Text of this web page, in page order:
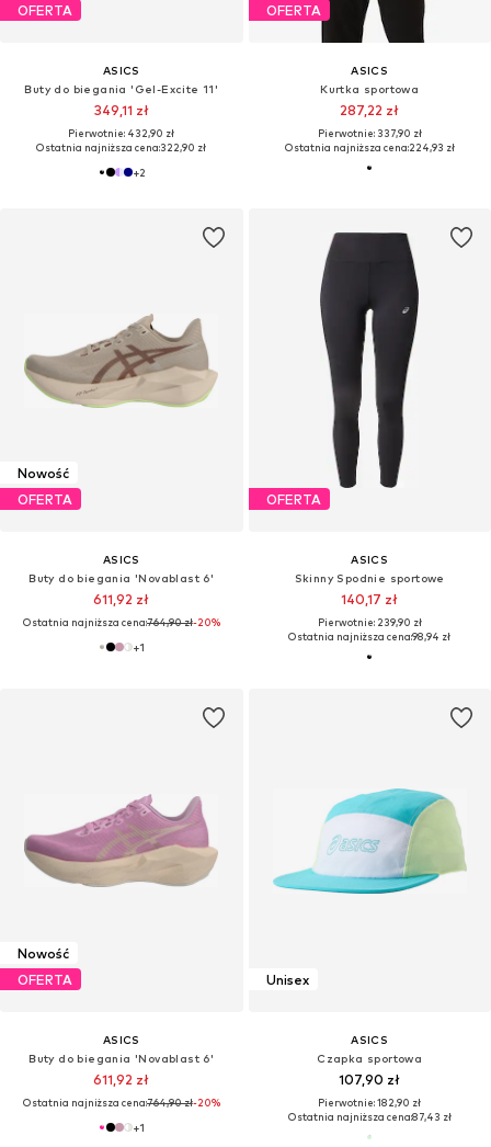
OFERTA
ASICS
Buty do biegania 'Gel-Excite 11'
349,11 zł
Pierwotnie: 432,90 zł
Ostatnia najniższa cena:322,90 zł
+2
OFERTA
ASICS
Kurtka sportowa
287,22 zł
Pierwotnie: 337,90 zł
Ostatnia najniższa cena:224,93 zł
Nowość
OFERTA
ASICS
Buty do biegania 'Novablast 6'
611,92 zł
Ostatnia najniższa cena:764,90 zł-20%
+1
OFERTA
ASICS
Skinny Spodnie sportowe
140,17 zł
Pierwotnie: 239,90 zł
Ostatnia najniższa cena:98,94 zł
Nowość
OFERTA
ASICS
Buty do biegania 'Novablast 6'
611,92 zł
Ostatnia najniższa cena:764,90 zł-20%
+1
Unisex
ASICS
Czapka sportowa
107,90 zł
Pierwotnie: 182,90 zł
Ostatnia najniższa cena:87,43 zł